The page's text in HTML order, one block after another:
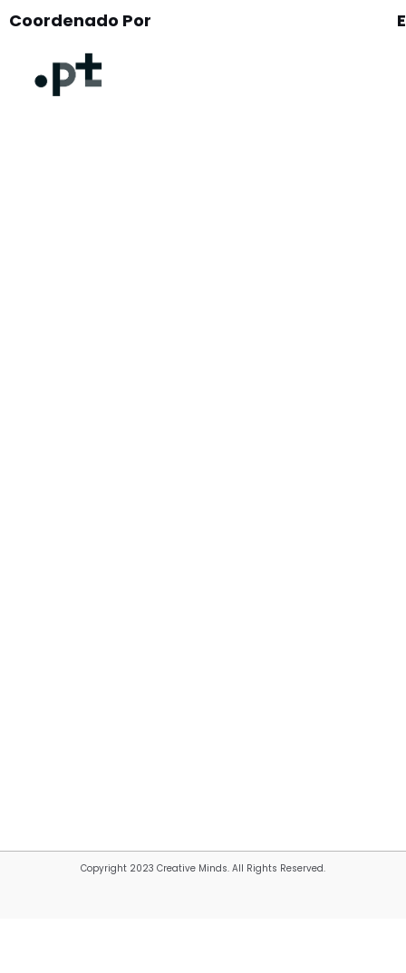
Coordenado Por
Copyright 2023 Creative Minds. All Rights Reserved.